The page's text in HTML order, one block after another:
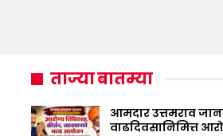
ताज्या बातम्या
आमदार उत्तमराव
वाढदिवसानिमित्त